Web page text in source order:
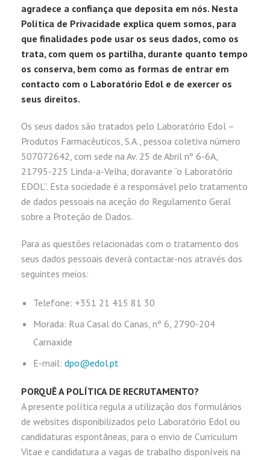
agradece a confiança que deposita em nós. Nesta
Política de Privacidade explica quem somos, para
que finalidades pode usar os seus dados, como os
trata, com quem os partilha, durante quanto tempo
os conserva, bem como as formas de entrar em
contacto com o Laboratório Edol e de exercer os
seus direitos.
Os seus dados são tratados pelo Laboratório Edol –
Produtos Farmacêuticos, S.A., pessoa coletiva número
507072642, com sede na Av. 25 de Abril nº 6-6A,
21795-225 Linda-a-Velha, doravante “o Laboratório
EDOL”. Esta sociedade é a responsável pelo tratamento
de dados pessoais na aceção do Regulamento Geral
sobre a Proteção de Dados.
Para as questões relacionadas com o tratamento dos
seus dados pessoais deverá contactar-nos através dos
seguintes meios:
Telefone: +351 21 415 81 30
Morada: Rua Casal do Canas, nº 6, 2790-204
Carnaxide
E-mail: dpo@edol.pt
PORQUÊ A POLÍTICA DE RECRUTAMENTO?
A presente política regula a utilização dos formulários
de websites disponibilizados pelo Laboratório Edol ou
candidaturas espontâneas, para o envio de Curriculum
Vitae e candidatura a vagas de trabalho disponíveis na